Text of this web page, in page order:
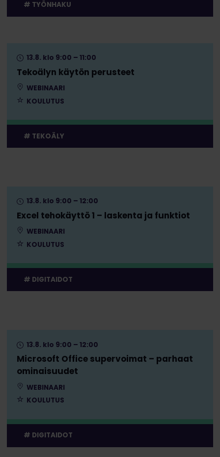
TYÖNHAKU
Tekoälyn käytön perusteet
13.8. klo 9:00 – 11:00
WEBINAARI
KOULUTUS
TEKOÄLY
Excel tehokäyttö 1 – laskenta ja funktiot
13.8. klo 9:00 – 12:00
WEBINAARI
KOULUTUS
DIGITAIDOT
Microsoft Office supervoimat – parhaat
ominaisuudet
13.8. klo 9:00 – 12:00
WEBINAARI
KOULUTUS
DIGITAIDOT